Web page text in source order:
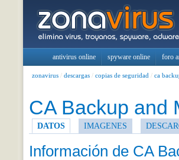
antivirus online spyware online foro
zonavirus/ descargas/ copias de seguridad / ca
CA Backup and
DATOS IMAGENES
Información de CA